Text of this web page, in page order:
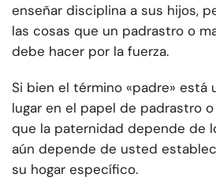
enseñar disciplina a sus hijos,
las cosas que un padrastro o
debe hacer por la fuerza.
Si bien el término «padre» está
lugar en el papel de padrastro
que la paternidad depende de
aún depende de usted
su hogar específico.